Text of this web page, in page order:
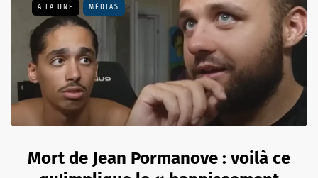
A LA UNE MÉDIAS
Mort de Jean Pormanove : voilà ce